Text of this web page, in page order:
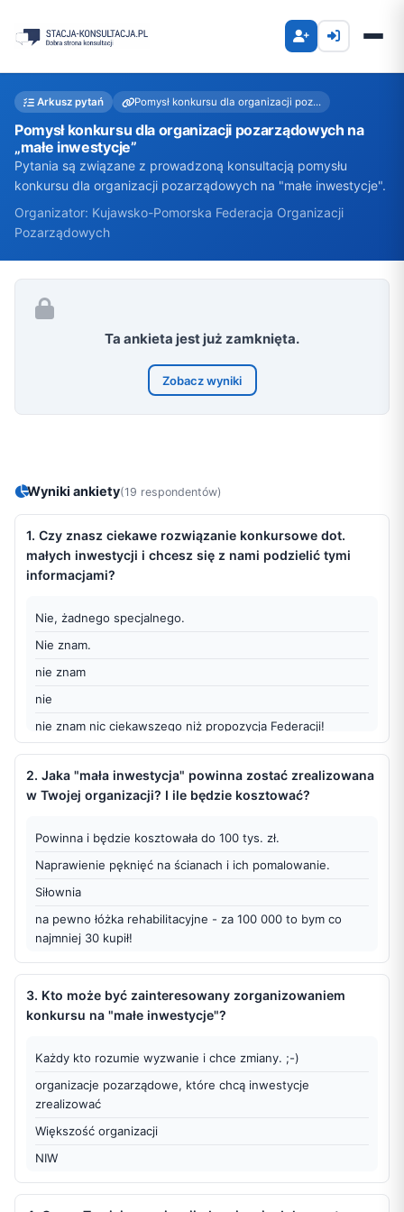
Arkusz pytań Pomysł konkursu dla organizacji poz...
Pomysł konkursu dla organizacji pozarządowych na
„małe inwestycje”
Pytania są związane z prowadzoną konsultacją pomysłu
konkursu dla organizacji pozarządowych na "małe inwestycje".
Organizator: Kujawsko-Pomorska Federacja Organizacji
Pozarządowych
Ta ankieta jest już zamknięta.
Zobacz wyniki
Wyniki ankiety(19 respondentów)
1. Czy znasz ciekawe rozwiązanie konkursowe dot.
małych inwestycji i chcesz się z nami podzielić tymi
informacjami?
Nie, żadnego specjalnego.
Nie znam.
nie znam
nie
nie znam nic ciekawszego niż propozycja Federacji!
Teoretycznie "Rozwój NGO siłą Kujaw i Pomorza". Ale tylko
teoretycznie, zobaczymy.
Nie.
Nie znam
Świetlica Stowarzyszenia Eurointegracja
Nie znam
Nie
jedynie PROO na sytuacje awaryjne
Bardzo fajnie kwestia inwestycji w sprzęt była rozwiązana
2. Jaka "mała inwestycja" powinna zostać zrealizowana
w Twojej organizacji? I ile będzie kosztować?
Powinna i będzie kosztowała do 100 tys. zł.
Naprawienie pęknięć na ścianach i ich pomalowanie.
Siłownia
na pewno łóżka rehabilitacyjne - za 100 000 to bym co
najmniej 30 kupił!
Poprawienie dostępności schodów (kafelki, poręcz,
Dostępność. Do 100 zł
Łozka rehabilitacyjne
To zależy od kosztorysu.
kompetencje
20000
Jakieś meble biurowe czy sprzęty biurowe oraz
3. Kto może być zainteresowany zorganizowaniem
konkursu na "małe inwestycje"?
Każdy kto rozumie wyzwanie i chce zmiany. ;-)
organizacje pozarządowe, które chcą inwestycje
zrealizować
Większość organizacji
NIW
na bpewno wszystkie Carytasy... tylko one maja problem z